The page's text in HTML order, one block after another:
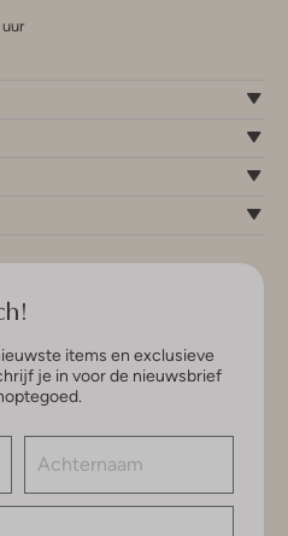
items en exclusieve
je in voor de nieuwsbrief